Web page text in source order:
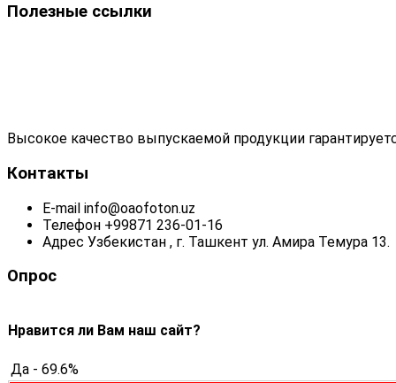
Полезные ссылки
Высокое качество выпускаемой продукции
Контакты
E-mail info@oaofoton.uz
Телефон +99871 236-01-16
Адрес Узбекистан , г. Ташкент ул. Амира Темура 13.
Опрос
Нравится ли Вам наш сайт?
Да - 69.6%